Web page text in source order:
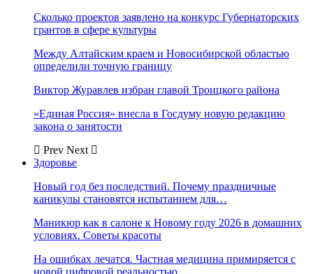
Сколько проектов заявлено на конкурс Губернаторских
грантов в сфере культуры
Между Алтайским краем и Новосибирской областью
определили точную границу
Виктор Журавлев избран главой Троицкого района
«Единая Россия» внесла в Госдуму новую редакцию
закона о занятости
Prev Next
Здоровье
Новый год без последствий. Почему праздничные
каникулы становятся испытанием для…
Маникюр как в салоне к Новому году 2026 в домашних
условиях. Советы красоты
На ошибках лечатся. Частная медицина примиряется с
новой цифровой реальностью